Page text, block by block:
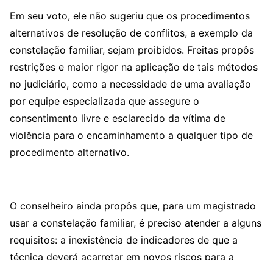
Em seu voto, ele não sugeriu que os procedimentos
alternativos de resolução de conflitos, a exemplo da
constelação familiar, sejam proibidos. Freitas propôs
restrições e maior rigor na aplicação de tais métodos
no judiciário, como a necessidade de uma avaliação
por equipe especializada que assegure o
consentimento livre e esclarecido da vítima de
violência para o encaminhamento a qualquer tipo de
procedimento alternativo.
O conselheiro ainda propôs que, para um magistrado
usar a constelação familiar, é preciso atender a alguns
requisitos: a inexistência de indicadores de que a
técnica deverá acarretar em novos riscos para a